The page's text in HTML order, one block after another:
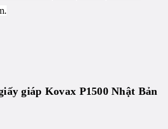
giáp Kovax P1500 Nhật Bản